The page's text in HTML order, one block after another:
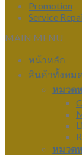
Promotion
Service
MAIN MENU
หน้าหลัก
สินค้าทั้งหมด
หมวด
หมวด